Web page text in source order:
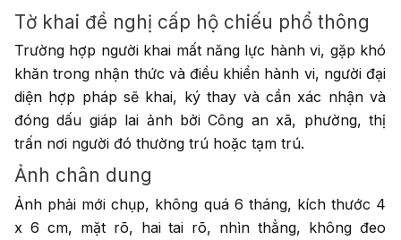
Tờ khai đề nghị cấp hộ chiếu phổ thông
Trường hợp người khai mất năng lực hành vi, gặp khó
khăn trong nhận thức và điều khiển hành vi, người đại
diện hợp pháp sẽ khai, ký thay và cần xác nhận và
đóng dấu giáp lai ảnh bởi Công an xã, phường, thị
trấn nơi người đó thường trú hoặc tạm trú.
Ảnh chân dung
Ảnh phải mới chụp, không quá 6 tháng, kích thước 4
x 6 cm, mặt rõ, hai tai rõ, nhìn thẳng, không đeo